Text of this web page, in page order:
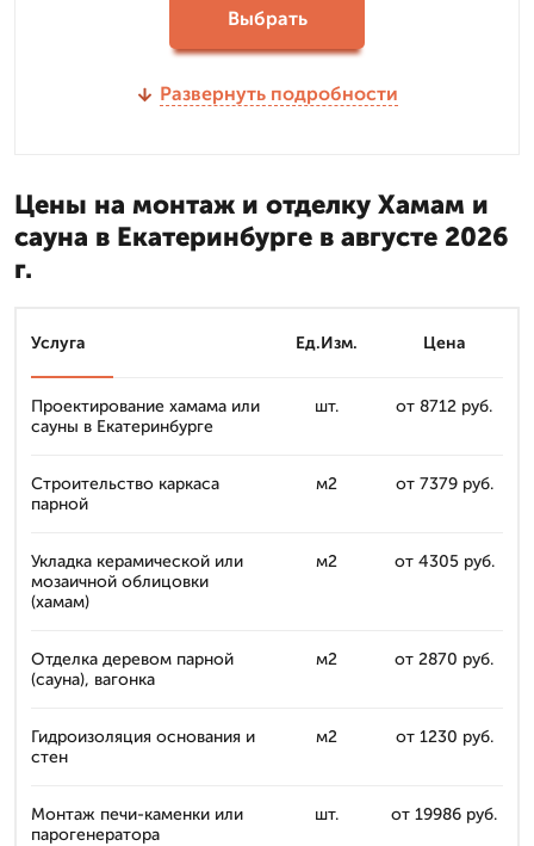
Выбрать
Развернуть подробности
Цены на монтаж и отделку Хамам и
сауна в Екатеринбурге в августе 2026
г.
Услуга Ед.Изм. Цена
Проектирование хамама или
сауны в Екатеринбурге
шт. от 8712 руб.
Строительство каркаса
парной
м2 от 7379 руб.
Укладка керамической или
мозаичной облицовки
(хамам)
м2 от 4305 руб.
Отделка деревом парной
(сауна), вагонка
м2 от 2870 руб.
Гидроизоляция основания и
стен
м2 от 1230 руб.
Монтаж печи-каменки или
парогенератора
шт. от 19986 руб.